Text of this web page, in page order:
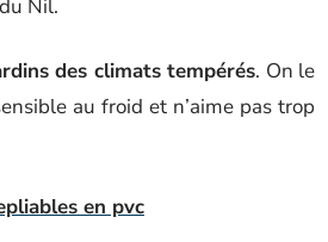
Nil.
des climats tempérés. On le
au froid et n’aime pas trop
en pvc